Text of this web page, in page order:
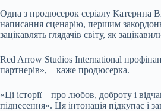
Одна з продюсерок серіалу Катерина
написання сценарію, першим
зацікавлять глядачів світу, як
Red Arrow Studios International
партнерів», – каже продюсерка.
«Ці історії – про любов, доброту і
піднесення». Ця інтонація підкупає і